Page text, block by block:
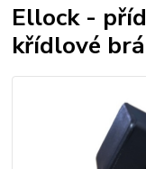
Ellock -
křídlové